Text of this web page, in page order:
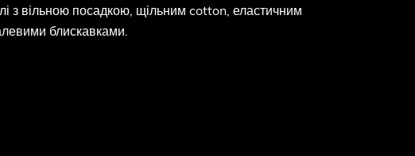
вільною посадкою, щільним cotton, еластичним
блискавками.